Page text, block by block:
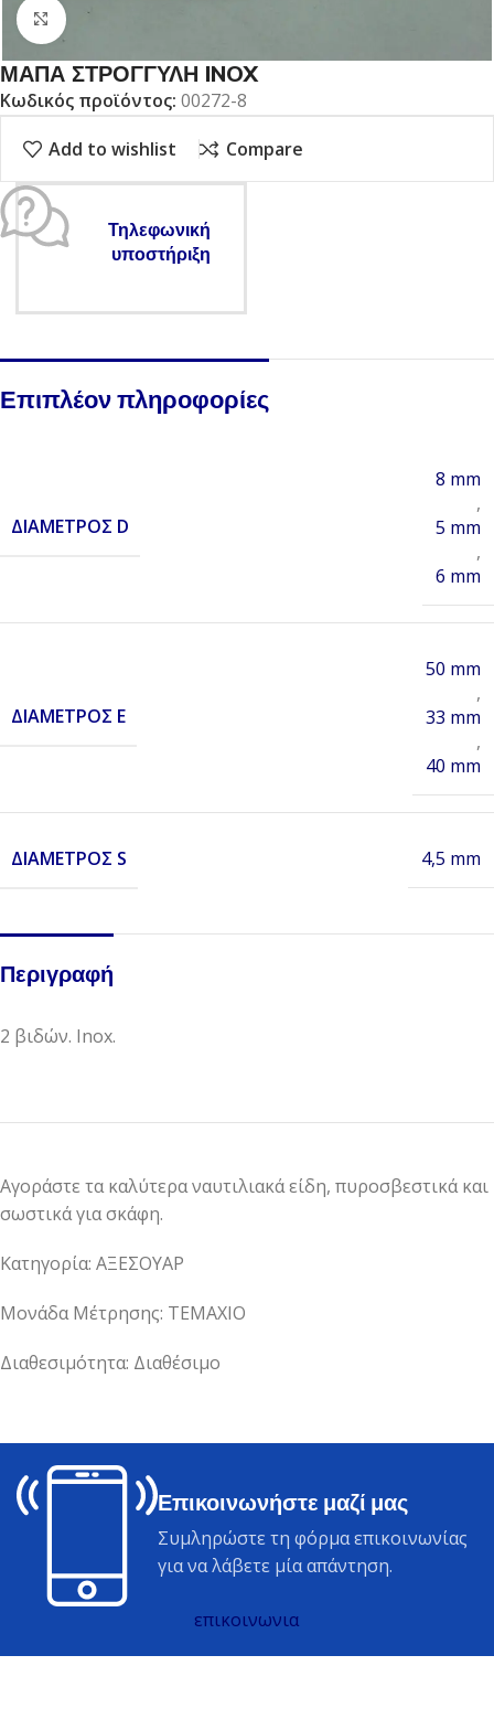
Click to enlarge
ΜΑΠΑ ΣΤΡΟΓΓΥΛΗ INOX
Κωδικός προϊόντος: 00272-8
Add to wishlist Compare
Τηλεφωνική
υποστήριξη
Επιπλέον πληροφορίες
ΔΙΆΜΕΤΡΟΣ D
8 mm
,
5 mm
,
6 mm
ΔΙΆΜΕΤΡΟΣ E
50 mm
,
33 mm
,
40 mm
ΔΙΆΜΕΤΡΟΣ S 4,5 mm
Περιγραφή
2 βιδών. Inox.
Αγοράστε τα καλύτερα ναυτιλιακά είδη, πυροσβεστικά και
σωστικά για σκάφη.
Κατηγορία: ΑΞΕΣΟΥΑΡ
Μονάδα Μέτρησης: ΤΕΜΑΧΙΟ
Διαθεσιμότητα: Διαθέσιμο
Επικοινωνήστε μαζί μας
Συμληρώστε τη φόρμα επικοινωνίας
για να λάβετε μία απάντηση.
επικοινωνια